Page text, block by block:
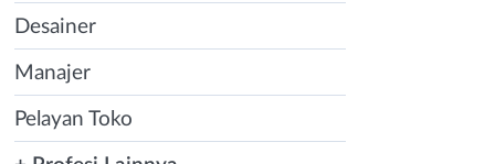
Desainer
Manajer
Pelayan Toko